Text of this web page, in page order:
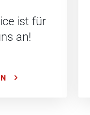
ist für
an!